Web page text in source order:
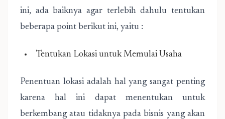
ini, ada baiknya agar terlebih dahulu tentukan
beberapa point berikut ini, yaitu :
Tentukan Lokasi untuk Memulai Usaha
Penentuan lokasi adalah hal yang sangat penting
karena hal ini dapat menentukan untuk
berkembang atau tidaknya pada bisnis yang akan